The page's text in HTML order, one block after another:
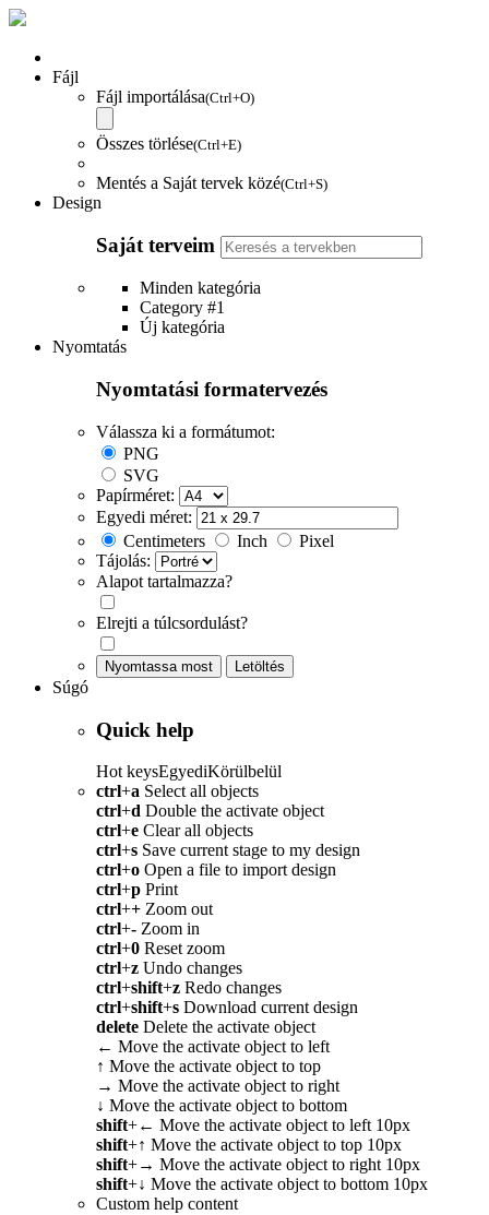
Fájl
Fájl importálása(Ctrl+O)
Összes törlése(Ctrl+E)
Mentés a Saját tervek közé(Ctrl+S)
Design
Saját terveim
Minden kategória
Category #1
Új kategória
Nyomtatás
Nyomtatási formatervezés
Válassza ki a formátumot:
PNG
SVG
Papírméret:
Egyedi méret:
Centimeters
Inch
Pixel
Tájolás:
Alapot tartalmazza?
Elrejti a túlcsordulást?
Nyomtassa most Letöltés
Súgó
Quick help
Hot keysEgyediKörülbelül
ctrl+a Select all objects
ctrl+d Double the activate object
ctrl+e Clear all objects
ctrl+s Save current stage to my design
ctrl+o Open a file to import design
ctrl+p Print
ctrl++ Zoom out
ctrl+- Zoom in
ctrl+0 Reset zoom
ctrl+z Undo changes
ctrl+shift+z Redo changes
ctrl+shift+s Download current design
delete Delete the activate object
← Move the activate object to left
↑ Move the activate object to top
→ Move the activate object to right
↓ Move the activate object to bottom
shift+← Move the activate object to left 10px
shift+↑ Move the activate object to top 10px
shift+→ Move the activate object to right 10px
shift+↓ Move the activate object to bottom 10px
Custom help content